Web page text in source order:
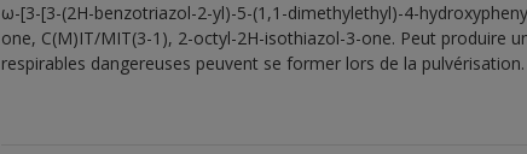
ω-[3-[3-(2H-benzotriazol-2-yl)-5-(1,1-dimethylethyl)-4-
one, C(M)IT/MIT(3-1), 2-octyl-2H-isothiazol-3-one. Peut produire
respirables dangereuses peuvent se former lors de la